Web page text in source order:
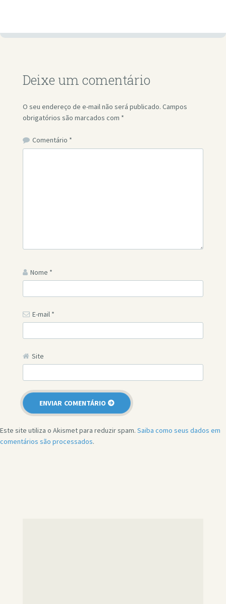
Deixe um comentário
O seu endereço de e-mail não será publicado. Campos
obrigatórios são marcados com *
Comentário *
Nome *
E-mail *
Site
Este site utiliza o Akismet para reduzir spam. Saiba como seus dados em
comentários são processados.